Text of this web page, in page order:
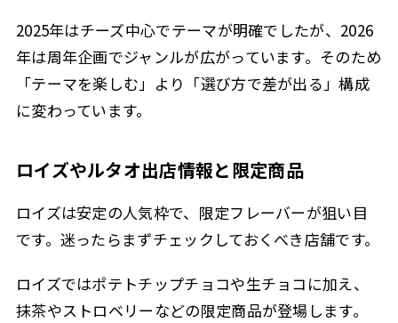
2025年はチーズ中心でテーマが明確でしたが、2026
年は周年企画でジャンルが広がっています。そのため
「テーマを楽しむ」より「選び方で差が出る」構成
に変わっています。
ロイズやルタオ出店情報と限定商品
ロイズは安定の人気枠で、限定フレーバーが狙い目
です。迷ったらまずチェックしておくべき店舗です。
ロイズではポテトチップチョコや生チョコに加え、
抹茶やストロベリーなどの限定商品が登場します。